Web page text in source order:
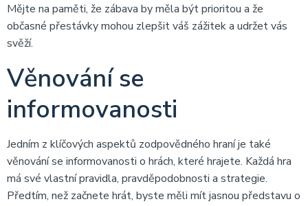
Mějte na paměti, že zábava by měla být prioritou a že
občasné přestávky mohou zlepšit váš zážitek a udržet vás
svěží.
Věnování se
informovanosti
Jedním z klíčových aspektů zodpovědného hraní je také
věnování se informovanosti o hrách, které hrajete. Každá hra
má své vlastní pravidla, pravděpodobnosti a strategie.
Předtím, než začnete hrát, byste měli mít jasnou představu o